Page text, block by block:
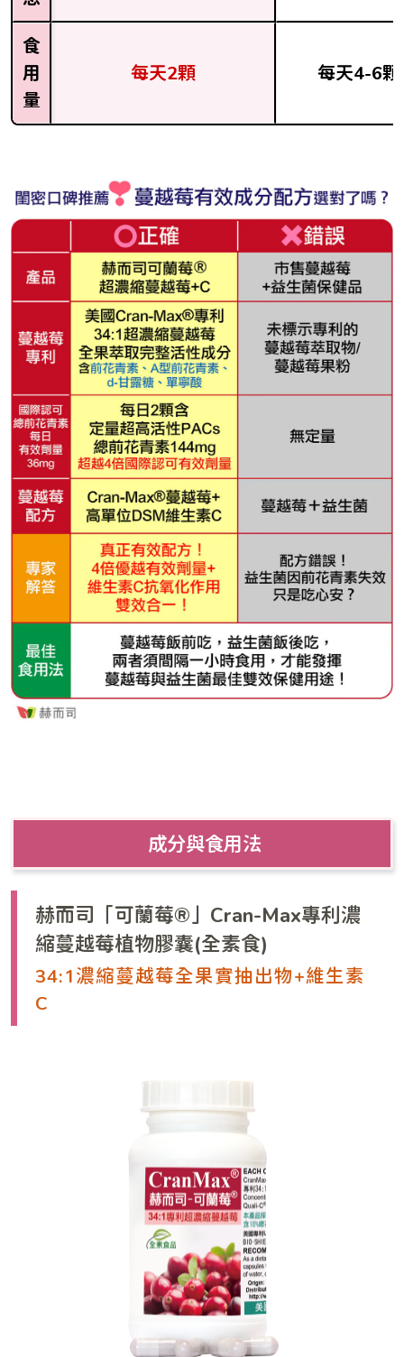
食
用
量
每天2顆 每天4-6顆
成分與食用法
赫而司「可蘭莓®」Cran-Max專利濃
縮蔓越莓植物膠囊(全素食)
34:1濃縮蔓越莓全果實抽出物+維生素
C